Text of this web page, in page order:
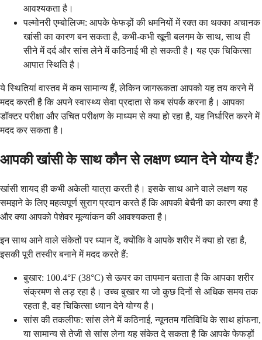
आवश्यकता है।
पल्मोनरी एम्बोलिज्म: आपके फेफड़ों की धमनियों में रक्त का थक्का अचानक
खांसी का कारण बन सकता है, कभी-कभी खूनी बलगम के साथ, साथ ही
सीने में दर्द और सांस लेने में कठिनाई भी हो सकती है। यह एक चिकित्सा
आपात स्थिति है।
ये स्थितियां वास्तव में कम सामान्य हैं, लेकिन जागरूकता आपको यह तय करने में
मदद करती है कि अपने स्वास्थ्य सेवा प्रदाता से कब संपर्क करना है। आपका
डॉक्टर परीक्षा और उचित परीक्षण के माध्यम से क्या हो रहा है, यह निर्धारित करने में
मदद कर सकता है।
आपकी खांसी के साथ कौन से लक्षण ध्यान देने योग्य हैं?
खांसी शायद ही कभी अकेली यात्रा करती है। इसके साथ आने वाले लक्षण यह
समझने के लिए महत्वपूर्ण सुराग प्रदान करते हैं कि आपकी बेचैनी का कारण क्या है
और क्या आपको पेशेवर मूल्यांकन की आवश्यकता है।
इन साथ आने वाले संकेतों पर ध्यान दें, क्योंकि वे आपके शरीर में क्या हो रहा है,
इसकी पूरी तस्वीर बनाने में मदद करते हैं:
बुखार: 100.4°F (38°C) से ऊपर का तापमान बताता है कि आपका शरीर
संक्रमण से लड़ रहा है। उच्च बुखार या जो कुछ दिनों से अधिक समय तक
रहता है, वह चिकित्सा ध्यान देने योग्य है।
सांस की तकलीफ: सांस लेने में कठिनाई, न्यूनतम गतिविधि के साथ हांफना,
या सामान्य से तेजी से सांस लेना यह संकेत दे सकता है कि आपके फेफड़ों